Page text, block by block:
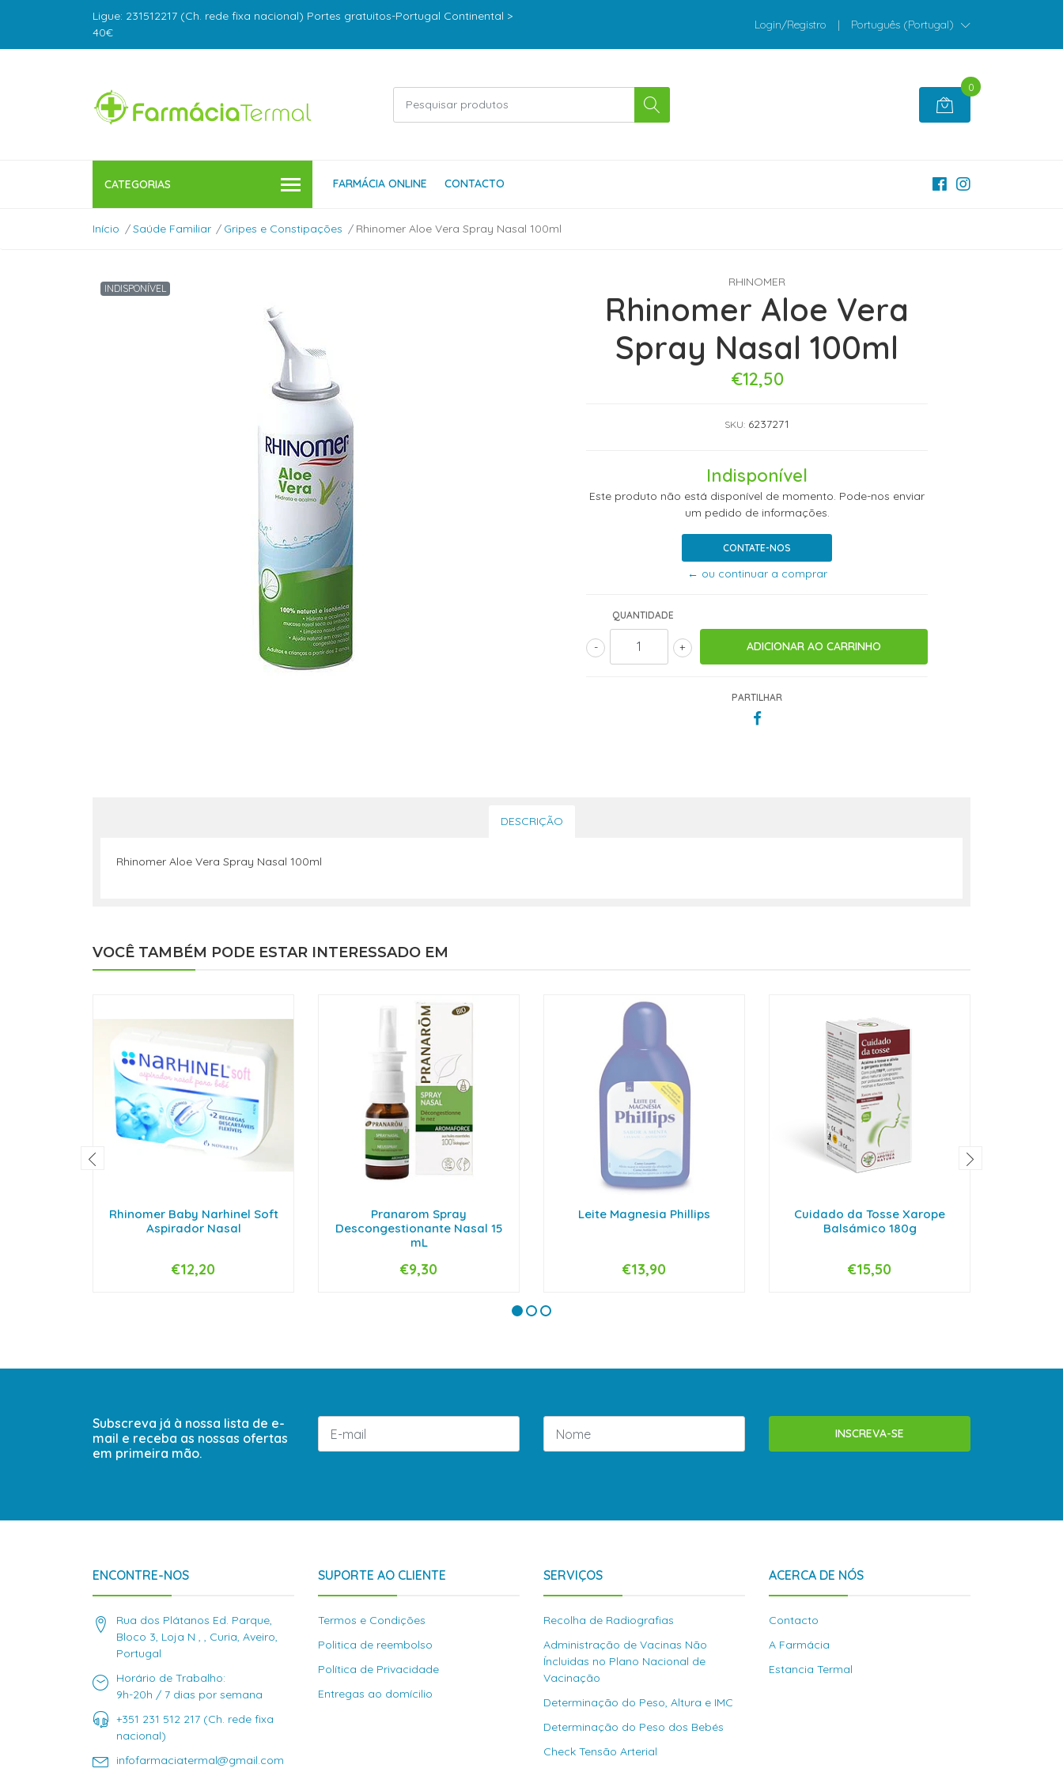
Ligue: 231512217 (Ch. rede fixa nacional) Portes gratuitos-Portugal Continental >
40€
Login/Registro | Português (Portugal)
0
CATEGORIAS FARMÁCIA ONLINE CONTACTO
Início Saúde Familiar Gripes e Constipações Rhinomer Aloe Vera Spray Nasal 100ml
INDISPONÍVEL RHINOMER
Rhinomer Aloe Vera
Spray Nasal 100ml
€12,50
SKU: 6237271
Indisponível
Este produto não está disponível de momento. Pode-nos enviar
um pedido de informações.
CONTATE-NOS
← ou continuar a comprar
QUANTIDADE
+
-
PARTILHAR
DESCRIÇÃO
Rhinomer Aloe Vera Spray Nasal 100ml
VOCÊ TAMBÉM PODE ESTAR INTERESSADO EM
Rhinomer Baby Narhinel Soft
Aspirador Nasal
+
€12,20
Pranarom Spray
Descongestionante Nasal 15
mL
+
€9,30
Leite Magnesia Phillips
ESGOTADO
€13,90
Cuidado da Tosse Xarope
Balsámico 180g
+
€15,50
Subscreva já à nossa lista de e-
mail e receba as nossas ofertas
em primeira mão.
INSCREVA-SE
ENCONTRE-NOS
Rua dos Plátanos Ed. Parque,
Bloco 3, Loja N , , Curia, Aveiro,
Portugal
Horário de Trabalho:
9h-20h / 7 dias por semana
+351 231 512 217 (Ch. rede fixa
nacional)
infofarmaciatermal@gmail.com
SUPORTE AO CLIENTE
Termos e Condições
Politica de reembolso
Política de Privacidade
Entregas ao domícilio
SERVIÇOS
Recolha de Radiografias
Administração de Vacinas Não
Íncluidas no Plano Nacional de
Vacinação
Determinação do Peso, Altura e IMC
Determinação do Peso dos Bebés
Check Tensão Arterial
ACERCA DE NÓS
Contacto
A Farmácia
Estancia Termal